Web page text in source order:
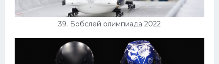
39. Бобслей олимпиада 2022